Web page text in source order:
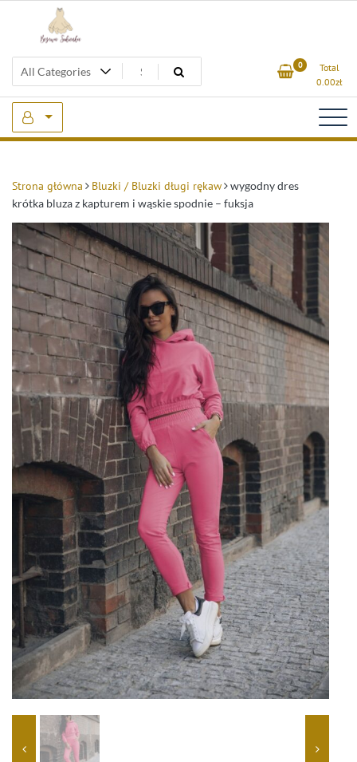
Beżowa Sukienka 0
Total
0.00zł
Strona główna Bluzki / Bluzki długi rękaw
wygodny dres
krótka bluza z kapturem i wąskie spodnie – fuksja